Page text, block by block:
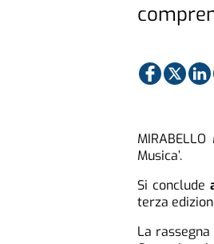
Musica’.
Si conclude
terza
La